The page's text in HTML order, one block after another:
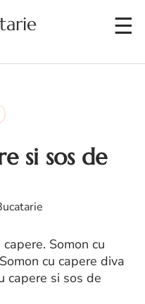
si sos de
Somon cu
cu capere diva
capere si sos de